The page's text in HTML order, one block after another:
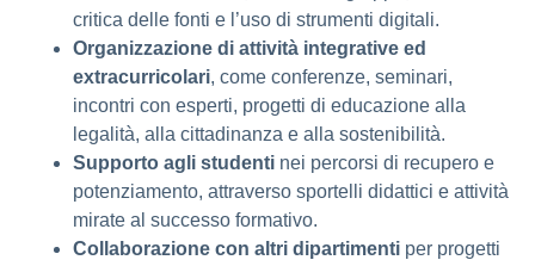
critica delle fonti e l’uso di strumenti digitali.
Organizzazione di attività integrative ed
extracurricolari, come conferenze, seminari,
incontri con esperti, progetti di educazione alla
legalità, alla cittadinanza e alla sostenibilità.
Supporto agli studenti nei percorsi di recupero e
potenziamento, attraverso sportelli didattici e attività
mirate al successo formativo.
Collaborazione con altri dipartimenti per progetti